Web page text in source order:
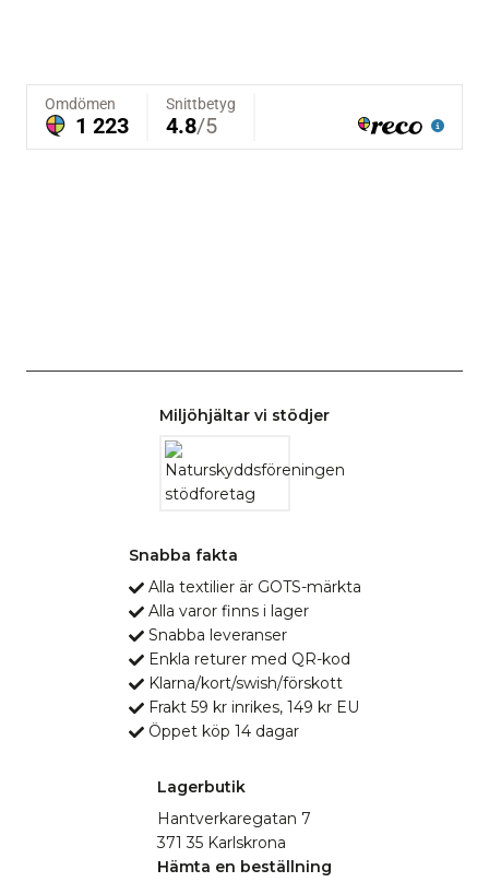
Miljöhjältar vi stödjer
Snabba fakta
Alla textilier är GOTS-märkta
Alla varor finns i lager
Snabba leveranser
Enkla returer med QR-kod
Klarna/kort/swish/förskott
Frakt 59 kr inrikes, 149 kr EU
Öppet köp 14 dagar
Lagerbutik
Hantverkaregatan 7
371 35 Karlskrona
Hämta en beställning